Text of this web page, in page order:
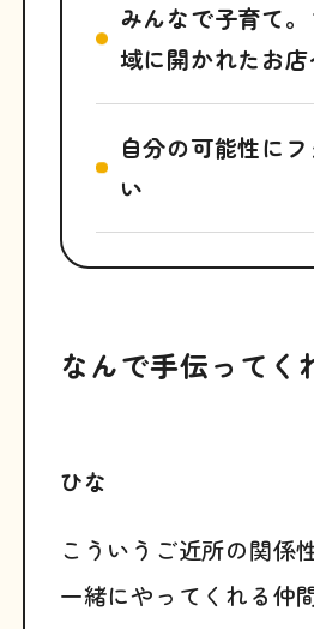
みんなで子育て
域に開かれたお店
自分の可能性に
い
なんで手伝ってく
ひな
こういうご近所の関係
一緒にやってくれる仲